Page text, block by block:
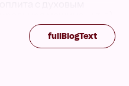
и гостинная с
застекленный
ванна. В доме
fullBlogText